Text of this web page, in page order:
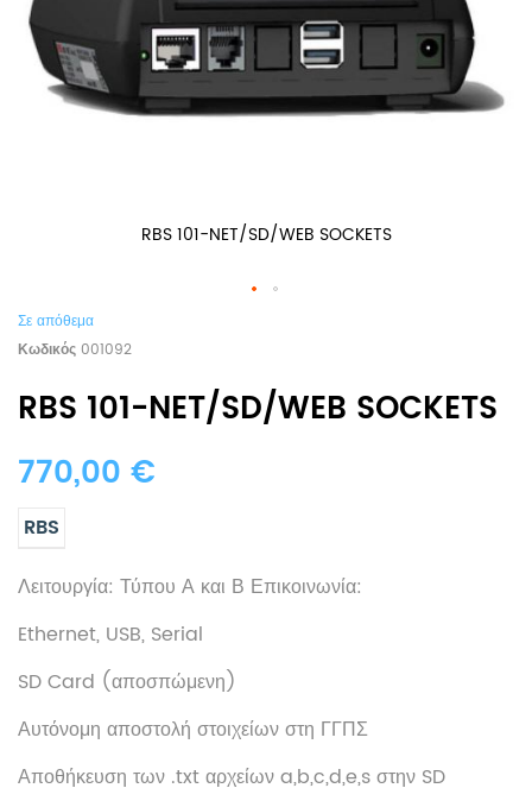
Σε απόθεμα
Κωδικός 001092
RBS 101-NET/SD/WEB SOCKETS
770,00 €
RBS
Λειτουργία: Τύπου Α και Β Επικοινωνία:
Ethernet, USB, Serial
SD Card (αποσπώμενη)
Αυτόνομη αποστολή στοιχείων στη ΓΓΠΣ
Αποθήκευση των .txt αρχείων a,b,c,d,e,s στην SD
RBS 101-NET/SD/WEB SOCKETS